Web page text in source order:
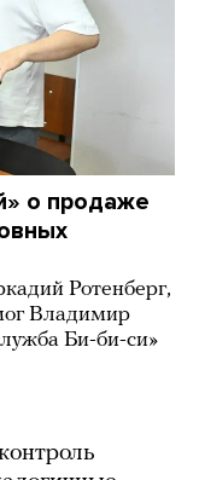
о продаже
Ротенберг,
Владимир
Би-би-си»